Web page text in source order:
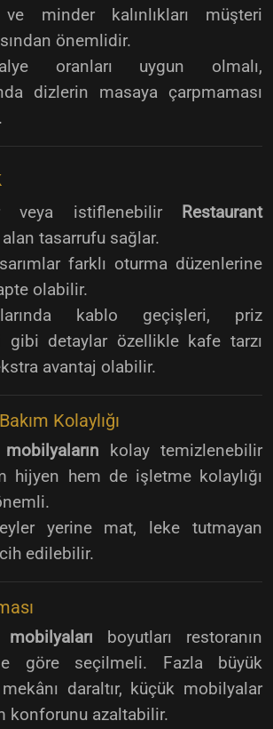
minder kalınlıkları müşteri
önemlidir.
oranları uygun olmalı,
dizlerin masaya çarpmaması
veya istiflenebilir
Restaurant
alan tasarrufu sağlar.
farklı oturma düzenlerine
olabilir.
kablo geçişleri, priz
gibi detaylar özellikle kafe tarzı
avantaj olabilir.
Kolaylığı
kolay temizlenebilir
hijyen hem de işletme kolaylığı
yerine mat, leke tutmayan
edilebilir.
mobilyaları boyutları restoranın
göre seçilmeli. Fazla büyük
daraltır, küçük mobilyalar
konforunu azaltabilir.